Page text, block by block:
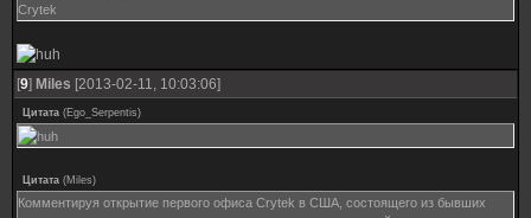
Crytek
[9] Miles [2013-02-11, 10:03:06]
Цитата (Ego_Serpentis)
Цитата (Miles)
Комментируя открытие первого офиса Crytek в США, состоящего из бывших